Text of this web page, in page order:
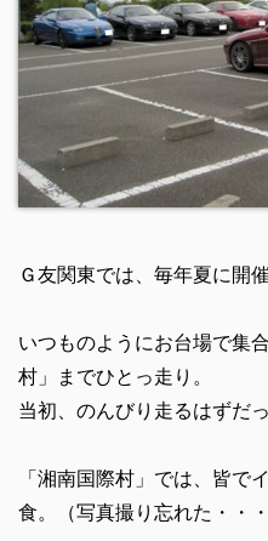
Ｇ友関東では、毎年夏に開
いつものようにお台場で集
村」までひとっ走り。
当初、のんびり走るはずだ
「湘南国際村」では、皆で
食。（写真撮り忘れた・・